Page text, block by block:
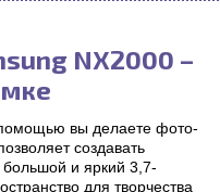
NX2000 –
вы делаете фото-
создавать
и яркий 3,7-
для творчества